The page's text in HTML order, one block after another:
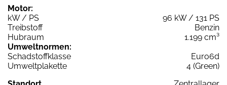
Motor:
kW / PS
96 kW / 131 PS
Treibstoff
Benzin
Hubraum
1.199 cm³
Umweltnormen:
Schadstoffklasse
Euro6d
Umweltplakette
4 (Green)